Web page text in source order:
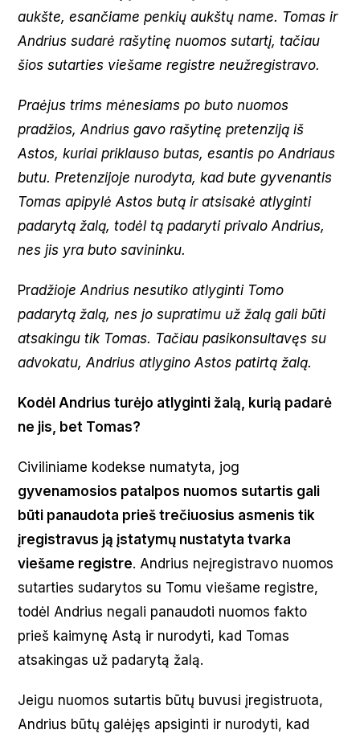
aukšte, esančiame penkių aukštų name. Tomas ir
Andrius sudarė rašytinę nuomos sutartį, tačiau
šios sutarties viešame registre neužregistravo.
Praėjus trims mėnesiams po buto nuomos
pradžios, Andrius gavo rašytinę pretenziją iš
Astos, kuriai priklauso butas, esantis po Andriaus
butu. Pretenzijoje nurodyta, kad bute gyvenantis
Tomas apipylė Astos butą ir atsisakė atlyginti
padarytą žalą, todėl tą padaryti privalo Andrius,
nes jis yra buto savininku.
Pradžioje Andrius nesutiko atlyginti Tomo
padarytą žalą, nes jo supratimu už žalą gali būti
atsakingu tik Tomas. Tačiau pasikonsultavęs su
advokatu, Andrius atlygino Astos patirtą žalą.
Kodėl Andrius turėjo atlyginti žalą, kurią padarė
ne jis, bet Tomas?
Civiliniame kodekse numatyta, jog
gyvenamosios patalpos nuomos sutartis gali
būti panaudota prieš trečiuosius asmenis tik
įregistravus ją įstatymų nustatyta tvarka
viešame registre. Andrius neįregistravo nuomos
sutarties sudarytos su Tomu viešame registre,
todėl Andrius negali panaudoti nuomos fakto
prieš kaimynę Astą ir nurodyti, kad Tomas
atsakingas už padarytą žalą.
Jeigu nuomos sutartis būtų buvusi įregistruota,
Andrius būtų galėjęs apsiginti ir nurodyti, kad